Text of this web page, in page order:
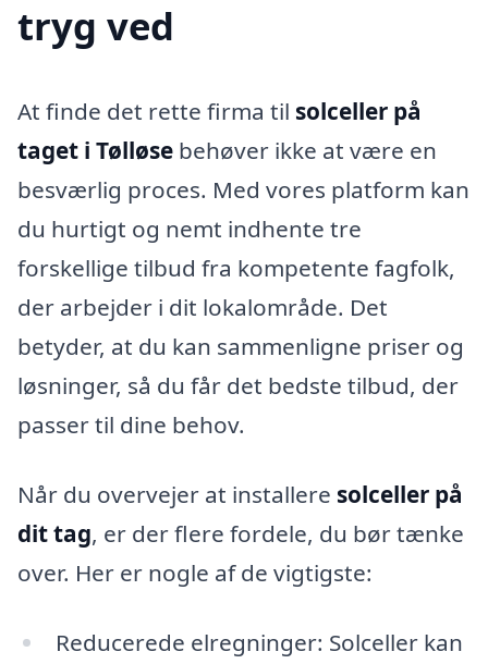
tryg ved
At finde det rette firma til solceller på
taget i Tølløse behøver ikke at være en
besværlig proces. Med vores platform kan
du hurtigt og nemt indhente tre
forskellige tilbud fra kompetente fagfolk,
der arbejder i dit lokalområde. Det
betyder, at du kan sammenligne priser og
løsninger, så du får det bedste tilbud, der
passer til dine behov.
Når du overvejer at installere solceller på
dit tag, er der flere fordele, du bør tænke
over. Her er nogle af de vigtigste:
Reducerede elregninger: Solceller kan